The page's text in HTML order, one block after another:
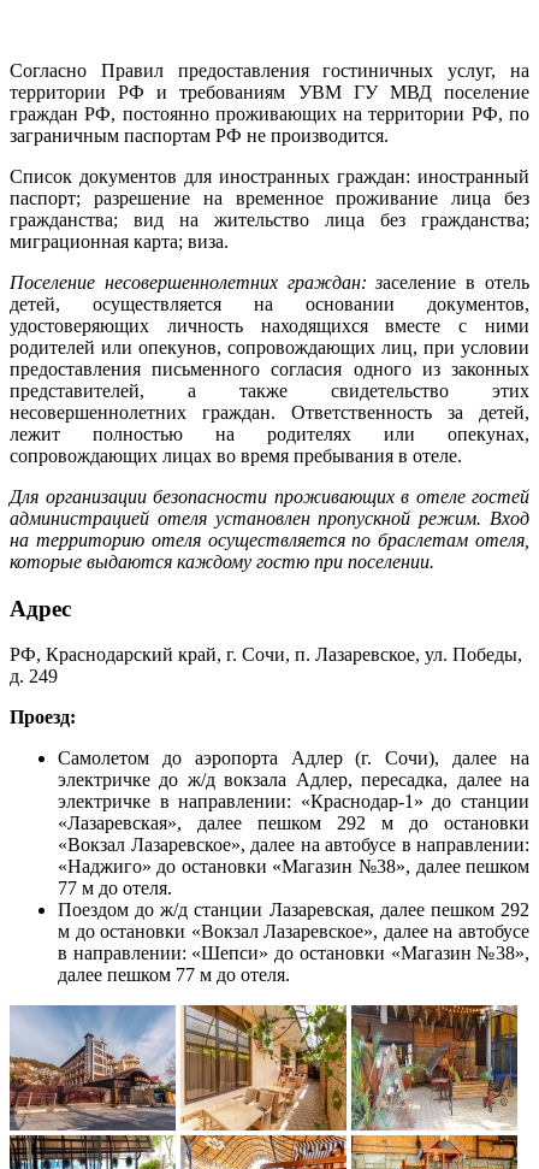
Согласно Правил предоставления гостиничных услуг, на
территории РФ и требованиям УВМ ГУ МВД поселение
граждан РФ, постоянно проживающих на территории РФ, по
заграничным паспортам РФ не производится.
Список документов для иностранных граждан: иностранный
паспорт; разрешение на временное проживание лица без
гражданства; вид на жительство лица без гражданства;
миграционная карта; виза.
Поселение несовершеннолетних граждан: заселение в отель
детей, осуществляется на основании документов,
удостоверяющих личность находящихся вместе с ними
родителей или опекунов, сопровождающих лиц, при условии
предоставления письменного согласия одного из законных
представителей, а также свидетельство этих
несовершеннолетних граждан. Ответственность за детей,
лежит полностью на родителях или опекунах,
сопровождающих лицах во время пребывания в отеле.
Для организации безопасности проживающих в отеле гостей
администрацией отеля установлен пропускной режим. Вход
на территорию отеля осуществляется по браслетам отеля,
которые выдаются каждому гостю при поселении.
Адрес
РФ, Краснодарский край, г. Сочи, п. Лазаревское, ул. Победы,
д. 249
Проезд:
Самолетом до аэропорта Адлер (г. Сочи), далее на
электричке до ж/д вокзала Адлер, пересадка, далее на
электричке в направлении: «Краснодар-1» до станции
«Лазаревская», далее пешком 292 м до остановки
«Вокзал Лазаревское», далее на автобусе в направлении:
«Наджиго» до остановки «Магазин №38», далее пешком
77 м до отеля.
Поездом до ж/д станции Лазаревская, далее пешком 292
м до остановки «Вокзал Лазаревское», далее на автобусе
в направлении: «Шепси» до остановки «Магазин №38»,
далее пешком 77 м до отеля.